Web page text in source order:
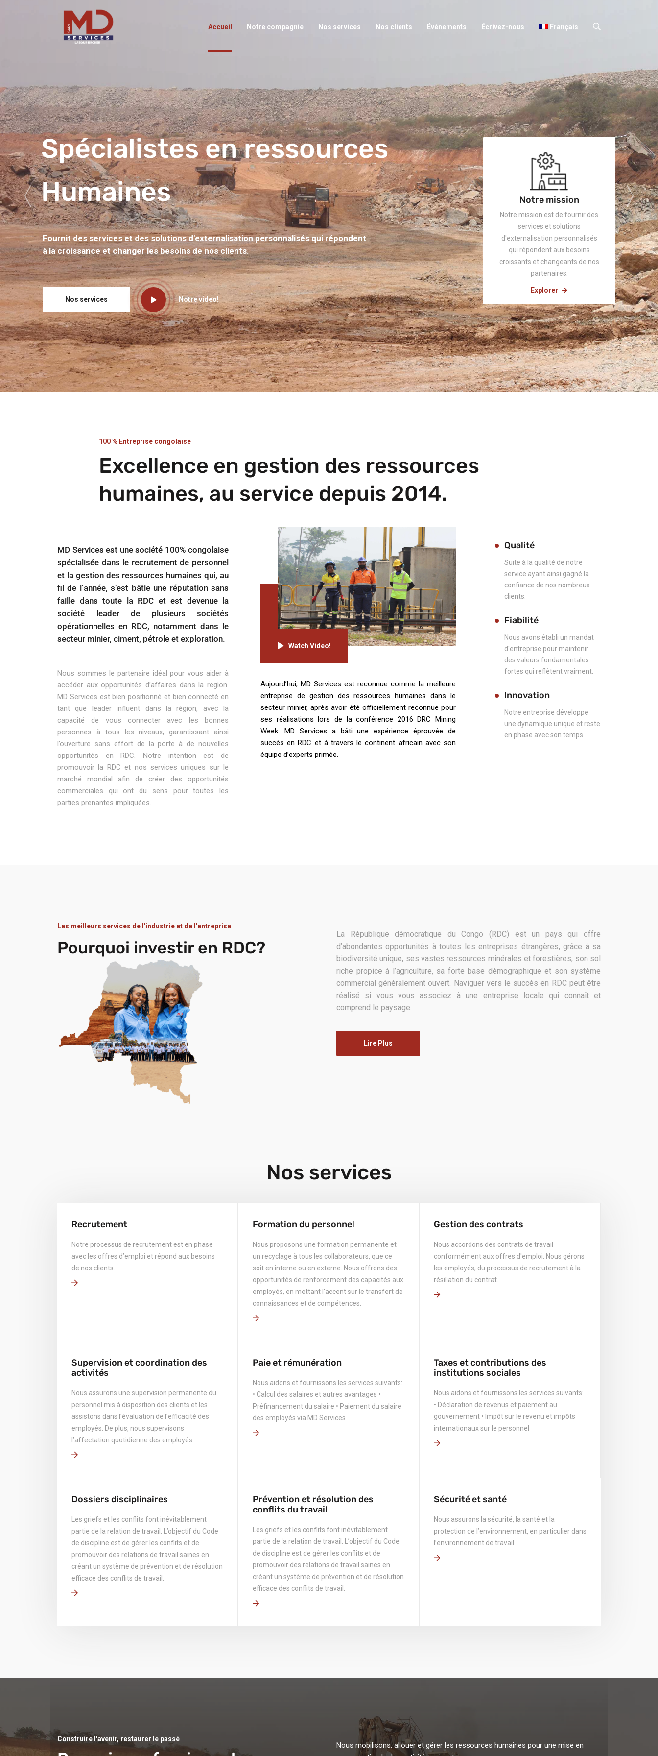
Accueil Notre compagnie Nos services Nos clients Événements Écrivez-nous Français
Notre video!
Nos services
Fournit des services et des solutions d'externalisation personnalisés qui répondent
à la croissance et changer les besoins de nos clients.
Spécialistes en ressources
Humaines
Explorer
Notre mission est de fournir des
services et solutions
d'externalisation personnalisés
qui répondent aux besoins
croissants et changeants de nos
partenaires.
Notre mission
100 % Entreprise congolaise
Excellence en gestion des ressources
humaines, au service depuis 2014.
MD Services est une société 100% congolaise
spécialisée dans le recrutement de personnel
et la gestion des ressources humaines qui, au
fil de l’année, s’est bâtie une réputation sans
faille dans toute la RDC et est devenue la
société leader de plusieurs sociétés
opérationnelles en RDC, notamment dans le
secteur minier, ciment, pétrole et exploration.
Nous sommes le partenaire idéal pour vous aider à
accéder aux opportunités d’affaires dans la région.
MD Services est bien positionné et bien connecté en
tant que leader influent dans la région, avec la
capacité de vous connecter avec les bonnes
personnes à tous les niveaux, garantissant ainsi
l’ouverture sans effort de la porte à de nouvelles
opportunités en RDC. Notre intention est de
promouvoir la RDC et nos services uniques sur le
marché mondial afin de créer des opportunités
commerciales qui ont du sens pour toutes les
parties prenantes impliquées.
Watch Video!
Aujourd’hui, MD Services est reconnue comme la meilleure
entreprise de gestion des ressources humaines dans le
secteur minier, après avoir été officiellement reconnue pour
ses réalisations lors de la conférence 2016 DRC Mining
Week. MD Services a bâti une expérience éprouvée de
succès en RDC et à travers le continent africain avec son
équipe d’experts primée.
Qualité
Suite à la qualité de notre
service ayant ainsi gagné la
confiance de nos nombreux
clients.
Fiabilité
Nous avons établi un mandat
d'entreprise pour maintenir
des valeurs fondamentales
fortes qui reflètent vraiment.
Innovation
Notre entreprise développe
une dynamique unique et reste
en phase avec son temps.
Les meilleurs services de l'industrie et de l'entreprise
Pourquoi investir en RDC?
La République démocratique du Congo (RDC) est un pays qui offre
d’abondantes opportunités à toutes les entreprises étrangères, grâce à sa
biodiversité unique, ses vastes ressources minérales et forestières, son sol
riche propice à l’agriculture, sa forte base démographique et son système
commercial généralement ouvert. Naviguer vers le succès en RDC peut être
réalisé si vous vous associez à une entreprise locale qui connaît et
comprend le paysage.
Lire Plus
Nos services
Recrutement
Notre processus de recrutement est en phase
avec les offres d’emploi et répond aux besoins
de nos clients.
Formation du personnel
Nous proposons une formation permanente et
un recyclage à tous les collaborateurs, que ce
soit en interne ou en externe. Nous offrons des
opportunités de renforcement des capacités aux
employés, en mettant l'accent sur le transfert de
connaissances et de compétences.
Gestion des contrats
Nous accordons des contrats de travail
conformément aux offres d'emploi. Nous gérons
les employés, du processus de recrutement à la
résiliation du contrat.
Supervision et coordination des
activités
Nous assurons une supervision permanente du
personnel mis à disposition des clients et les
assistons dans l’évaluation de l’efficacité des
employés. De plus, nous supervisons
l’affectation quotidienne des employés
Paie et rémunération
Nous aidons et fournissons les services suivants:
• Calcul des salaires et autres avantages •
Préfinancement du salaire • Paiement du salaire
des employés via MD Services
Taxes et contributions des
institutions sociales
Nous aidons et fournissons les services suivants:
• Déclaration de revenus et paiement au
gouvernement • Impôt sur le revenu et impôts
internationaux sur le personnel
Dossiers disciplinaires
Les griefs et les conflits font inévitablement
partie de la relation de travail. L’objectif du Code
de discipline est de gérer les conflits et de
promouvoir des relations de travail saines en
créant un système de prévention et de résolution
efficace des conflits de travail.
Prévention et résolution des
conflits du travail
Les griefs et les conflits font inévitablement
partie de la relation de travail. L’objectif du Code
de discipline est de gérer les conflits et de
promouvoir des relations de travail saines en
créant un système de prévention et de résolution
efficace des conflits de travail.
Sécurité et santé
Nous assurons la sécurité, la santé et la
protection de l’environnement, en particulier dans
l’environnement de travail.
Construire l'avenir, restaurer le passé
Nous mobilisons. allouer et gérer les ressources humaines pour une mise en